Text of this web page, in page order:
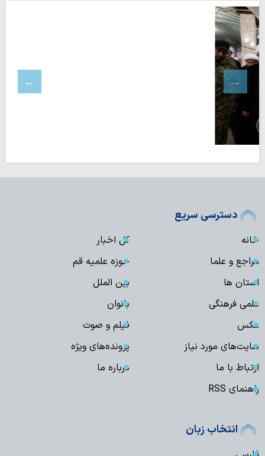
دسترسی سریع
خانه
کل اخبار
مراجع و علما
حوزه علمیه قم
استان ها
بین الملل
علمی فرهنگی
بانوان
عکس
فیلم و صوت
سایت‌های مورد نیاز
پرونده‌های ویژه
ارتباط با ما
درباره ما
راهنمای RSS
انتخاب زبان